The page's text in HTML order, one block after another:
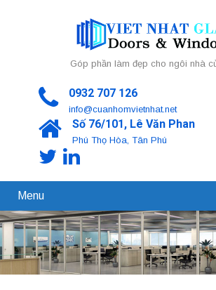
Góp phần làm đẹp cho ngôi nhà
0932 707 126
info@cuanhomvietnhat.net
Số 76/101, Lê Văn Phan
Phú Thọ Hòa, Tân Phú
Menu